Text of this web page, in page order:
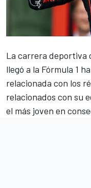
La carrera deportiva
llegó a la Fórmula 1
relacionada con los
relacionados con su
el más joven en